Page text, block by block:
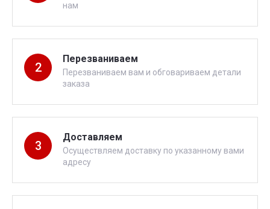
нам
2
Перезваниваем
Перезваниваем вам и обговариваем детали
заказа
3
Доставляем
Осуществляем доставку по указанному вами
адресу